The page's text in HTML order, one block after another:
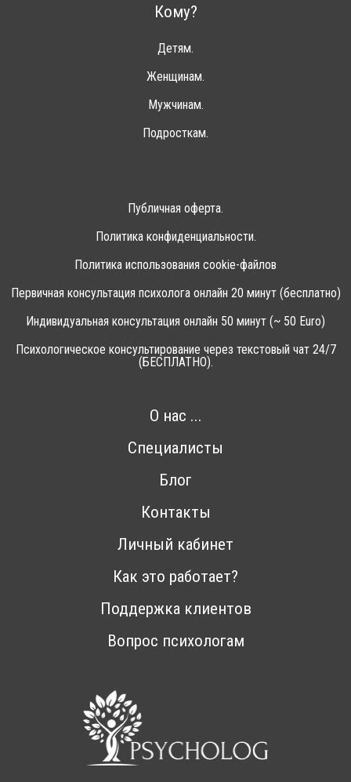
Кому?
Детям.
Женщинам.
Мужчинам.
Подросткам.
Публичная оферта.
Политика конфиденциальности.
Политика использования cookie-файлов
Первичная консультация психолога онлайн 20 минут (бесплатно)
Индивидуальная консультация онлайн 50 минут (~ 50 Euro)
Психологическое консультирование через текстовый чат 24/7
(БЕСПЛАТНО).
О нас ...
Специалисты
Блог
Контакты
Личный кабинет
Как это работает?
Поддержка клиентов
Вопрос психологам